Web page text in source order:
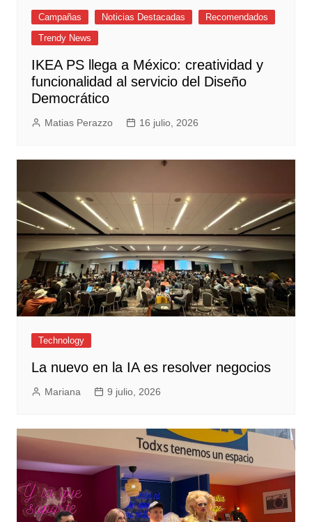
Campañas Noticias Destacadas
Recomendados
Trendy News
IKEA PS llega a México: creatividad y
funcionalidad al servicio del Diseño
Democrático
Matias Perazzo 16 julio, 2026
Technology
La nuevo en la IA es resolver negocios
Mariana 9 julio, 2026